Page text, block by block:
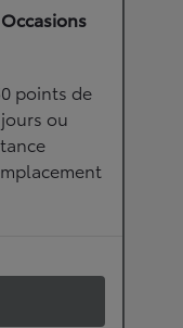
points de
ou